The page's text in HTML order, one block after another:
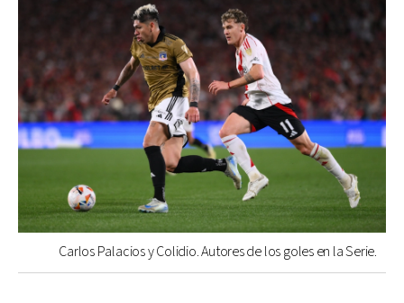
Carlos Palacios y Colidio. Autores de los goles en la Serie.